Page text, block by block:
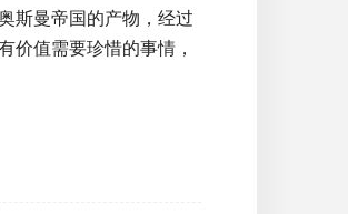
斯曼帝国的产物，经过
价值需要珍惜的事情，